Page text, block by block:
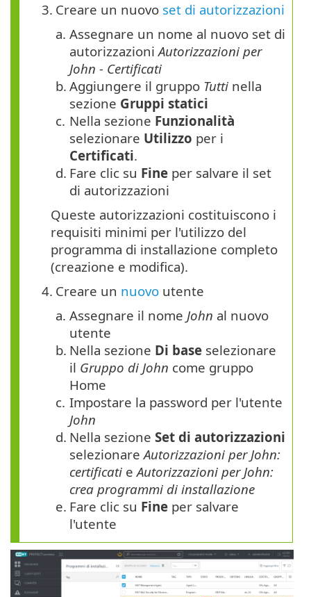
3. Creare un nuovo set di autorizzazioni
a. Assegnare un nome al nuovo set di
autorizzazioniAutorizzazioni per
John - Certificati
b. Aggiungere il gruppo Tutti nella
sezione Gruppi statici
c. Nella sezione Funzionalità
selezionare Utilizzo per i
Certificati.
d. Fare clic su Fine per salvare il set
di autorizzazioni
Queste autorizzazioni costituiscono i
requisiti minimi per l'utilizzo del
programma di installazione completo
(creazione e modifica).
4. Creare un nuovo utente
a. Assegnare il nome John al nuovo
utente
b. Nella sezione Di base selezionare
il Gruppo di John come gruppo
Home
c. Impostare la password per l'utente
John
d. Nella sezione Set di autorizzazioni
selezionare Autorizzazioni per John:
certificati eAutorizzazioni per John:
crea programmi di installazione
e. Fare clic su Fine per salvare
l'utente